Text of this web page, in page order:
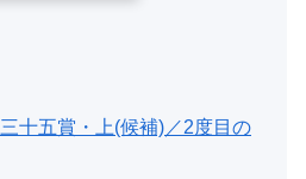
十五賞・上(候補)／2度目の